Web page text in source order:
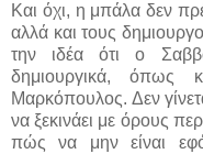
Και όχι, η μπάλα δεν
αλλά και τους
την ιδέα ότι ο
δημιουργικά,
Μαρκόπουλος. Δεν
να ξεκινάει με όρους
πώς να μην είναι